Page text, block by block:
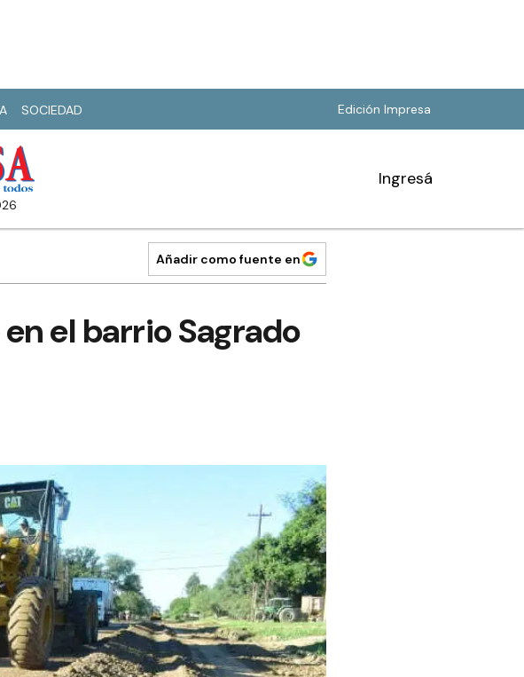
SOCIEDAD Edición Impresa
Ingresá
Añadir como fuente en
el barrio Sagrado